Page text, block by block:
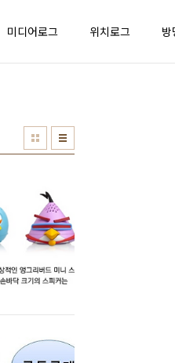
미디어로그 위치로그 방